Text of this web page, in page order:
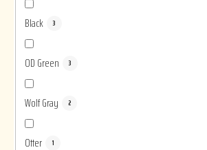
Black 3
OD Green 3
Wolf Gray 2
Otter 1